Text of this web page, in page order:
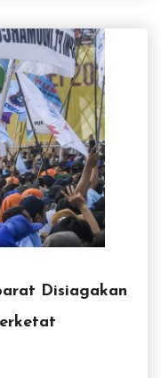
Disiagakan